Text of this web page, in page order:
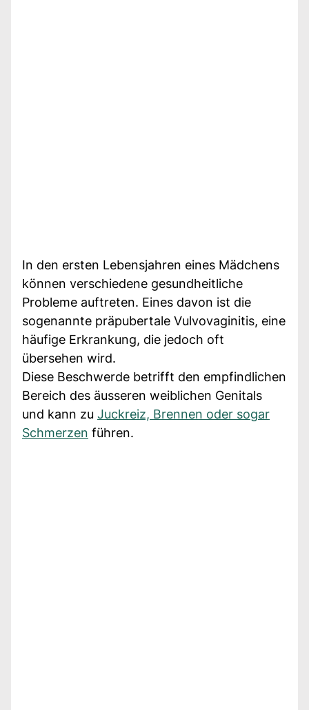
In den ersten Lebensjahren eines Mädchens
können verschiedene gesundheitliche
Probleme auftreten. Eines davon ist die
sogenannte präpubertale Vulvovaginitis, eine
häufige Erkrankung, die jedoch oft
übersehen wird.
Diese Beschwerde betrifft den empfindlichen
Bereich des äusseren weiblichen Genitals
und kann zu Juckreiz, Brennen oder sogar
Schmerzen führen.